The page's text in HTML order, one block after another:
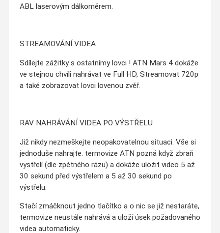
ABL laserovým dálkoměrem.
STREAMOVÁNÍ VIDEA
Sdílejte zážitky s ostatnímy lovci ! ATN Mars 4 dokáže
ve stejnou chvíli nahrávat ve Full HD, Streamovat 720p
a také zobrazovat lovci lovenou zvěř.
RAV NAHRÁVÁNÍ VIDEA PO VÝSTŘELU
Již nikdy nezmeškejte neopakovatelnou situaci. Vše si
jednoduše nahrajte. termovize ATN pozná když zbraň
vystřelí (dle zpětného rázu) a dokáže uložit video 5 až
30 sekund před výstřelem a 5 až 30 sekund po
výstřelu.
Stačí zmáčknout jedno tlačítko a o nic se již nestaráte,
termovize neustále nahrává a uloží úsek požadovaného
videa automaticky.